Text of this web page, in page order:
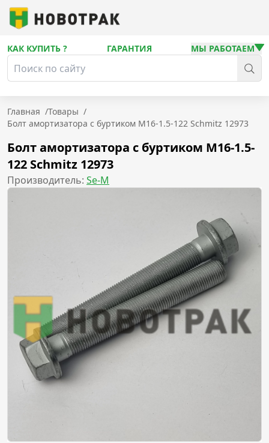
КАК КУПИТЬ ? ГАРАНТИЯ МЫ РАБОТАЕМ
Главная /Товары /
Болт амортизатора с буртиком M16-1.5-122 Sсhmitz 12973
Болт амортизатора с буртиком M16-1.5-
122 Sсhmitz 12973
Производитель: Se-M